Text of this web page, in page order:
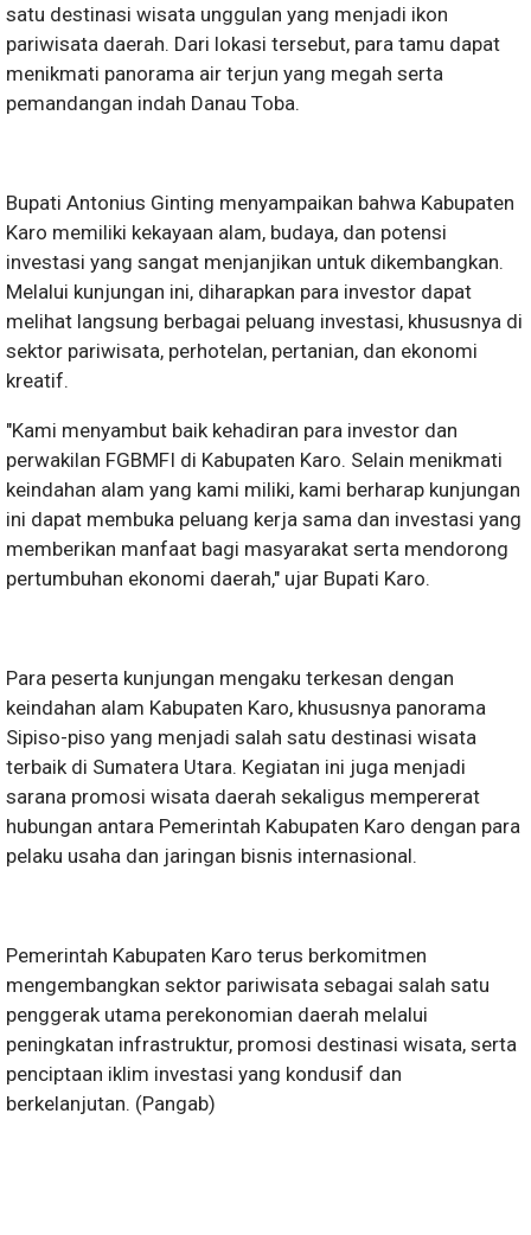
satu destinasi wisata unggulan yang menjadi ikon
pariwisata daerah. Dari lokasi tersebut, para tamu dapat
menikmati panorama air terjun yang megah serta
pemandangan indah Danau Toba.
Bupati Antonius Ginting menyampaikan bahwa Kabupaten
Karo memiliki kekayaan alam, budaya, dan potensi
investasi yang sangat menjanjikan untuk dikembangkan.
Melalui kunjungan ini, diharapkan para investor dapat
melihat langsung berbagai peluang investasi, khususnya di
sektor pariwisata, perhotelan, pertanian, dan ekonomi
kreatif.
"Kami menyambut baik kehadiran para investor dan
perwakilan FGBMFI di Kabupaten Karo. Selain menikmati
keindahan alam yang kami miliki, kami berharap kunjungan
ini dapat membuka peluang kerja sama dan investasi yang
memberikan manfaat bagi masyarakat serta mendorong
pertumbuhan ekonomi daerah," ujar Bupati Karo.
Para peserta kunjungan mengaku terkesan dengan
keindahan alam Kabupaten Karo, khususnya panorama
Sipiso-piso yang menjadi salah satu destinasi wisata
terbaik di Sumatera Utara. Kegiatan ini juga menjadi
sarana promosi wisata daerah sekaligus mempererat
hubungan antara Pemerintah Kabupaten Karo dengan para
pelaku usaha dan jaringan bisnis internasional.
Pemerintah Kabupaten Karo terus berkomitmen
mengembangkan sektor pariwisata sebagai salah satu
penggerak utama perekonomian daerah melalui
peningkatan infrastruktur, promosi destinasi wisata, serta
penciptaan iklim investasi yang kondusif dan
berkelanjutan. (Pangab)